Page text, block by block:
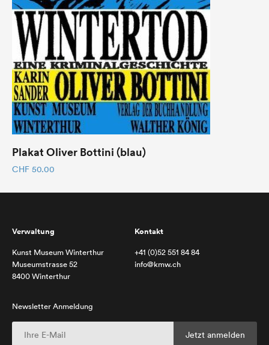
Plakat Oliver Bottini (blau)
CHF 50.00
Verwaltung
Kunst Museum Winterthur
Museumstrasse 52
8400 Winterthur
Kontakt
+41 (0)52 551 84 84
info@kmw.ch
Newsletter Anmeldung